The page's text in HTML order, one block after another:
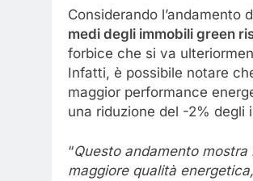
Considerando l’andamento
medi degli immobili green
forbice che si va
Infatti, è possibile notare
maggior performance
una riduzione del -2% degli
“Questo andamento
maggiore qualità